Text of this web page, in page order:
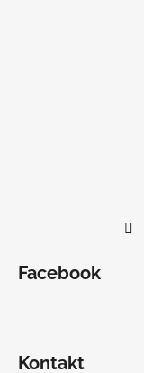
Facebook
Kontakt